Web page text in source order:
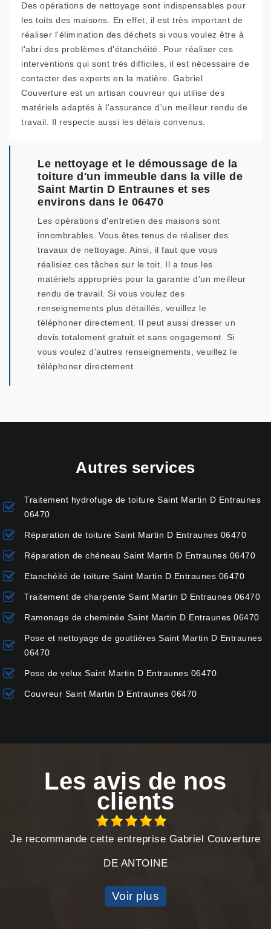
Des opérations de nettoyage sont indispensables pour
les toits des maisons. En effet, il est très important de
réaliser l'élimination des déchets si vous voulez être à
l'abri des problèmes d'étanchéité. Pour réaliser ces
interventions qui sont très difficiles, il est nécessaire de
contacter des experts en la matière. Gabriel
Couverture est un artisan couvreur qui utilise des
matériels adaptés à l'assurance d'un meilleur rendu de
travail. Il respecte aussi les délais convenus.
Le nettoyage et le démoussage de la
toiture d'un immeuble dans la ville de
Saint Martin D Entraunes et ses
environs dans le 06470
Les opérations d'entretien des maisons sont
innombrables. Vous êtes tenus de réaliser des
travaux de nettoyage. Ainsi, il faut que vous
réalisiez ces tâches sur le toit. Il a tous les
matériels appropriés pour la garantie d'un meilleur
rendu de travail. Si vous voulez des
renseignements plus détaillés, veuillez le
téléphoner directement. Il peut aussi dresser un
devis totalement gratuit et sans engagement. Si
vous voulez d'autres renseignements, veuillez le
téléphoner directement.
Autres services
Traitement hydrofuge de toiture Saint Martin D Entraunes
06470
Réparation de toiture Saint Martin D Entraunes 06470
Réparation de chéneau Saint Martin D Entraunes 06470
Etanchéité de toiture Saint Martin D Entraunes 06470
Traitement de charpente Saint Martin D Entraunes 06470
Ramonage de cheminée Saint Martin D Entraunes 06470
Pose et nettoyage de gouttières Saint Martin D Entraunes
06470
Pose de velux Saint Martin D Entraunes 06470
Couvreur Saint Martin D Entraunes 06470
Les avis de nos
clients
Je recommande cette entreprise Gabriel Couverture
DE ANTOINE
Voir plus